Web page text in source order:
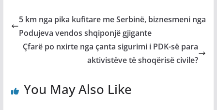
5 km nga pika kufitare me Serbinë, biznesmeni nga
Podujeva vendos shqiponjë gjigante
Çfarë po nxirte nga çanta sigurimi i PDK-së para
aktivistëve të shoqërisë civile?
You May Also Like